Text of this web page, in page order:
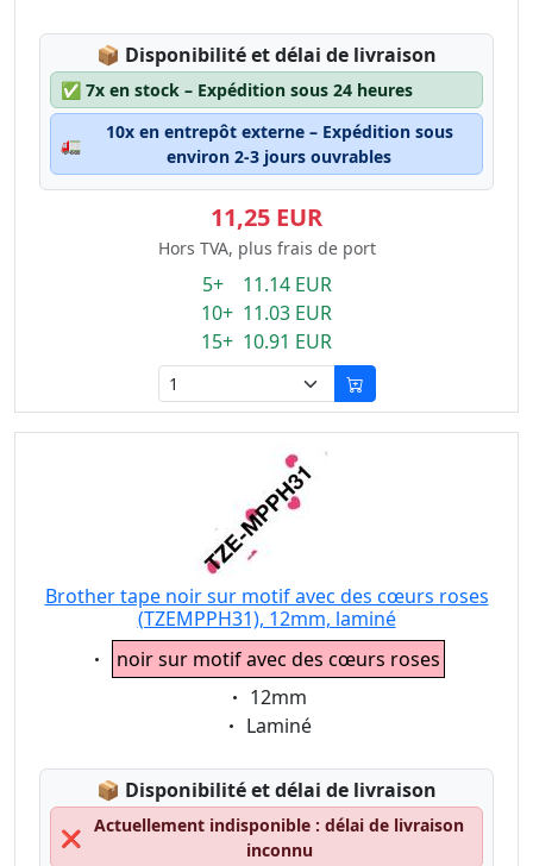
📦 Lagerstatus:
Disponibilité et délai de livraison
✅ 7x en stock – Expédition sous 24 heures
🚛
10x en entrepôt externe – Expédition sous
environ 2-3 jours ouvrables
11,25 EUR
Hors TVA, plus frais de port
5+ 11.14 EUR
10+ 11.03 EUR
15+ 10.91 EUR
Brother tape noir sur motif avec des cœurs roses
(TZEMPPH31), 12mm, laminé
Eigenschaft:
noir sur motif avec des cœurs roses
Eigenschaft:
12mm
Eigenschaft:
Laminé
📦 Lagerstatus:
Disponibilité et délai de livraison
❌
Actuellement indisponible : délai de livraison
inconnu